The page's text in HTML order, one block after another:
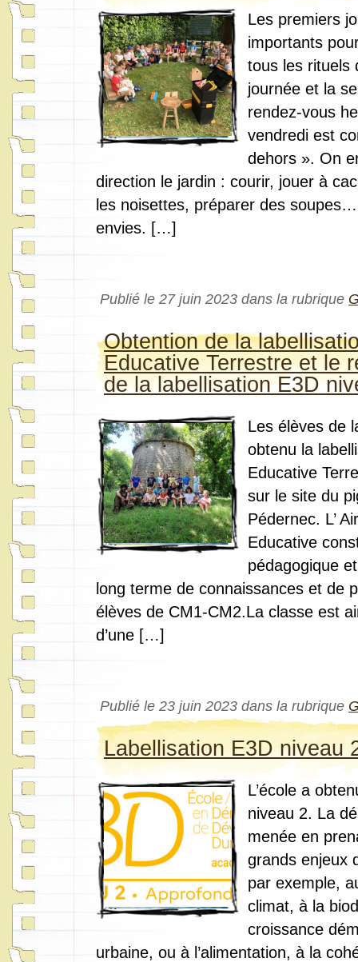
Les premiers
importants
tous les rituels
journée et la
rendez-vous
vendredi est
dehors ». On
direction le jardin : courir, jouer à
les noisettes, préparer des
envies. […]
Publié le 27 juin 2023 dans la rubrique
Obtention de la
Educative Terrestre et le
de la labellisation E3D
Les élèves de
obtenu la
Educative
sur le site du
Pédernec. L’
Educative
pédagogique
long terme de connaissances et de
élèves de CM1-CM2.La classe est
d’une […]
Publié le 23 juin 2023 dans la rubrique
Labellisation E3D niveau
L’école a
niveau 2. La
menée en
grands enjeux
par exemple,
climat, à la
croissance
urbaine, ou à l’alimentation, à la